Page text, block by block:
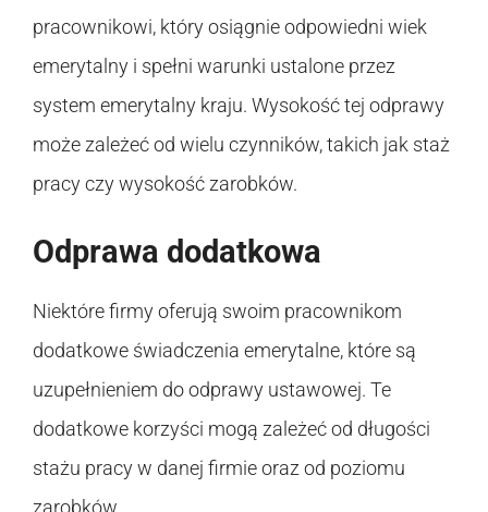
pracownikowi, który osiągnie odpowiedni wiek
emerytalny i spełni warunki ustalone przez
system emerytalny kraju. Wysokość tej odprawy
może zależeć od wielu czynników, takich jak staż
pracy czy wysokość zarobków.
Odprawa dodatkowa
Niektóre firmy oferują swoim pracownikom
dodatkowe świadczenia emerytalne, które są
uzupełnieniem do odprawy ustawowej. Te
dodatkowe korzyści mogą zależeć od długości
stażu pracy w danej firmie oraz od poziomu
zarobków.